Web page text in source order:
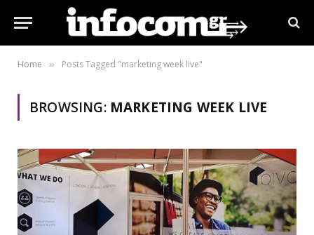
Home » Posts Tagged "marketing week live"
BROWSING: MARKETING WEEK LIVE